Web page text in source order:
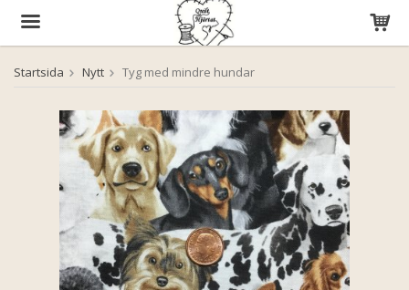
Produkten har blivit tillagd i varukorgen
Startsida Nytt Tyg med mindre hundar